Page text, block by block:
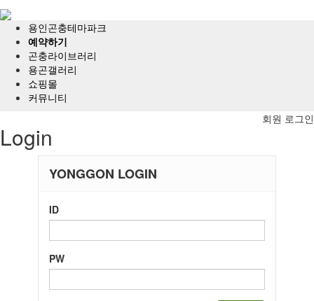
전
용인곤충테마파크
예약하기
곤충라이브러리
용곤갤러리
쇼핑몰
커뮤니티
Login
회원 로그인
YONGGON LOGIN
ID
PW